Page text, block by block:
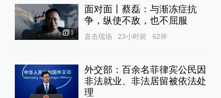
1
面对面丨蔡磊：与渐冻症抗
争，纵使不敌，也不屈服
直击现场 23小时前 62评
外交部：百余名菲律宾公民因
非法就业、非法居留被依法处
理